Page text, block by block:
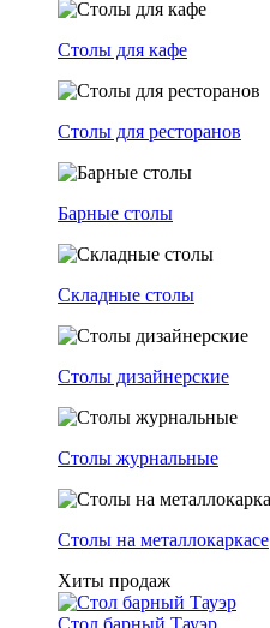
Столы для кафе
Столы для ресторанов
Барные столы
Складные столы
Столы дизайнерские
Столы журнальные
Столы на металлокаркасе
Хиты продаж
Стол барный Тауэр